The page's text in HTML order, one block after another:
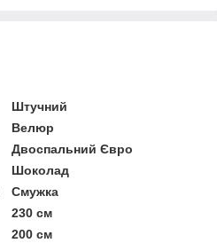
Штучний
Велюр
Двоспальний Євро
Шоколад
Смужка
230 см
200 см